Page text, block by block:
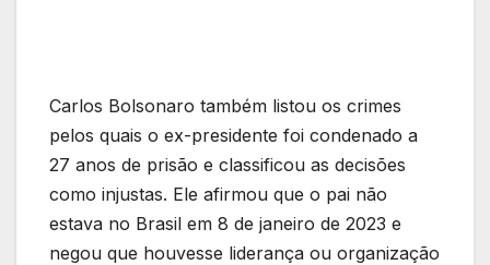
Carlos Bolsonaro também listou os crimes
pelos quais o ex-presidente foi condenado a
27 anos de prisão e classificou as decisões
como injustas. Ele afirmou que o pai não
estava no Brasil em 8 de janeiro de 2023 e
negou que houvesse liderança ou organização